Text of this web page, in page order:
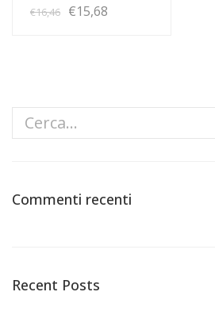
€16,46
Il
€16,46.
€15,68
Commenti recenti
Recent Posts